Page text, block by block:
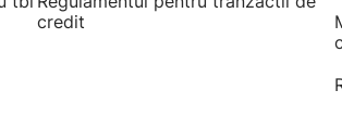
credit